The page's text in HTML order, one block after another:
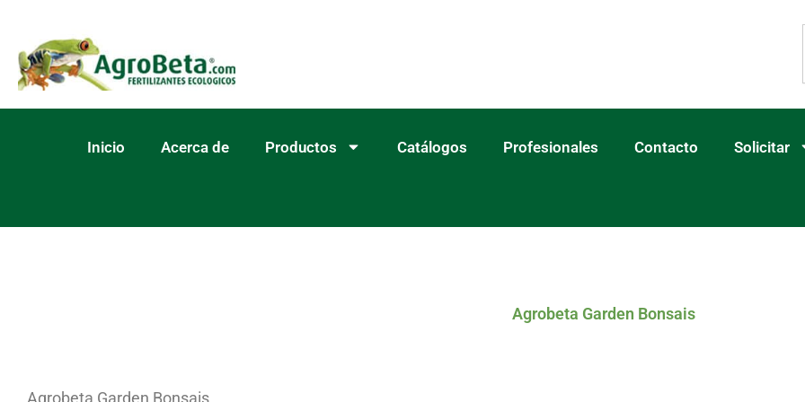
contenido
Inicio Acerca de Productos Catálogos Profesionales Contacto Solicitar
Agrobeta Garden Bonsais
Agrobeta Garden Bonsais